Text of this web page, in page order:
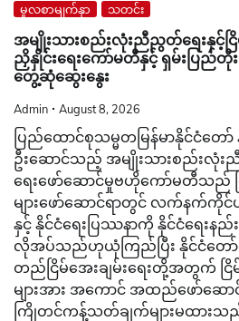
မူလစာမျက်နှာ သတင်း
အမျိုးသားစည်းလုံးညီညွတ်ရေးနှင့်ငြိမ်
ညှိနှိုင်းရေးကော်မတီနှင့် ရှမ်းပြည်တို
တွေ့ဆုံဆွေးနွေး
Admin August 8, 2026
ပြည်ထောင်စုသမ္မတမြန်မာနိုင်ငံတေ
ဦးဆောင်သည့် အမျိုးသားစည်းလုံးညီ
ရေးဖော်ဆောင်မှုဗဟိုကော်မတီသည် ငြိ
များဖော်ဆောင်ရာတွင် လက်နက်ကိုင်ပဋိ
နှင့် နိုင်ငံရေးပြဿနာကို နိုင်ငံရေးနည်
လိုအပ်သည်ဟုယုံကြည်ပြီး နိုင်ငံတော်
တည်ငြိမ်အေးချမ်းရေးတို့အတွက် ငြိမ်
များအား အကောင် အထည်ဖော်ဆ
ကြိုတင်ကန့်သတ်ချက်များမထားသည့်